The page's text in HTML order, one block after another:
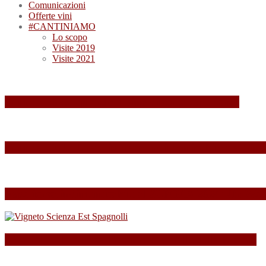
Comunicazioni
Offerte vini
#CANTINIAMO
Lo scopo
Visite 2019
Visite 2021